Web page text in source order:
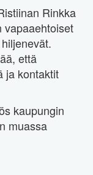
Rinkka
vapaaehtoiset
että
ja kontaktit
kaupungin
muassa